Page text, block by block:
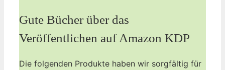
Gute Bücher über das
Veröffentlichen auf Amazon KDP
Die folgenden Produkte haben wir sorgfältig für